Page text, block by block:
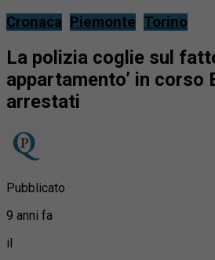
Cronaca Piemonte Torino
La polizia coglie sul
appartamento’ in corso
arrestati
Pubblicato
9 anni fa
il